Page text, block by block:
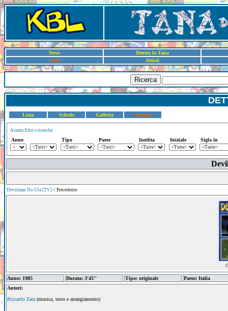
News
Dentro la Tana
Sigle
Artisti
Ricerca
Lista Schede Galleria Dettaglio
Azzera filtri e ricerche
Anno Tipo Paese Inedita Iniziale Sigla in
Devilman No Uta [TV] < Precedente
Anno: 1985 Durata: 3'45'' Tipo: originale
Paese: Italia
Autori:
Riccardo Zara (musica, testo e arrangiamento)